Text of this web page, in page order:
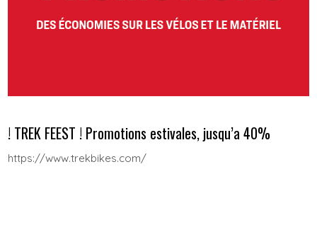
! TREK FEEST ! Promotions estivales, jusqu’a 40%
https://www.trekbikes.com/